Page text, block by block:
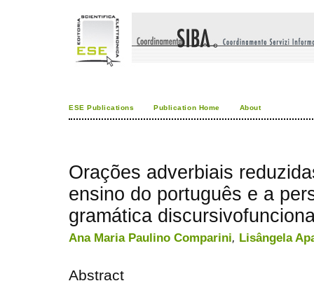
ESE Publications Publication Home About
Orações adverbiais
ensino do português e a
gramática
Ana Maria Paulino Comparini, Lisângela
Abstract